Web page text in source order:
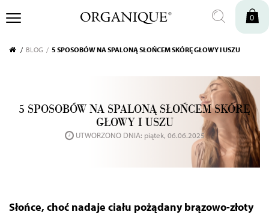
0
BLOG 5 SPOSOBÓW NA SPALONĄ SŁOŃCEM SKÓRĘ GŁOWY I USZU
5 SPOSOBÓW NA SPALONĄ SŁOŃCEM SKÓRĘ
GŁOWY I USZU
UTWORZONO DNIA: piątek, 06.06.2025
Słońce, choć nadaje ciału pożądany brązowo-złoty